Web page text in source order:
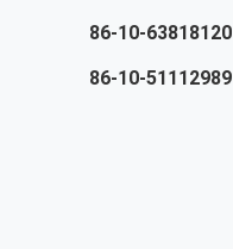
86-10-63818120
86-10-51112989